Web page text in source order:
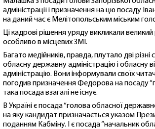
адміністрації і призначення на цю посаду
на даний час є Мелітопольським міським
Ці кадрові рішення уряду викликали
особливо в місцевих ЗМІ.
Багато медійників, правда, плутало дві різні
обласну державну адміністрацію і обласну
адміністрацію. Вони інформували своїх
погодив призначення Федорова на посаду
така посада взагалі не існує.
В Україні є посада “голова обласної
на яку кандидат призначається указом
поданням Кабміну. І є посада “начальник